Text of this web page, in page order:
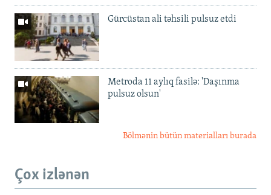
Gürcüstan ali təhsili pulsuz etdi
Metroda 11 aylıq fasilə: 'Daşınma
pulsuz olsun'
Bölmənin bütün materialları burada
Çox izlənən